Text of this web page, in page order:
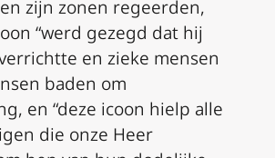
zijn zonen regeerden,
“werd gezegd dat hij
en zieke mensen
baden om
en “deze icoon hielp alle
die onze Heer